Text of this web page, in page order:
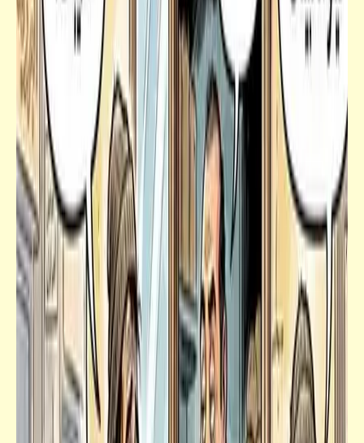
كلمة ونص
التونة الزرقاء تستغيث من ظلم البشر | طب
الحقوا الناس المفتتة الأوّل
فيدراديو
البطة القبيحة